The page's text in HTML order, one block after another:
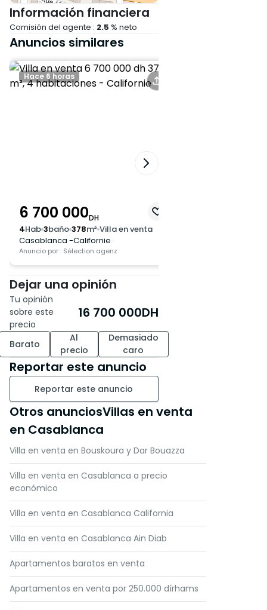
Información financiera
Comisión del agente : 2.5 % neto
Anuncios similares
Hace 6 horas
6 700 000DH
4Hab 3baño 378m² Villa en venta
Casablanca -Californie
Anuncio por : Sélection agenz
Dejar una opinión
Tu opinión
sobre este
precio
16 700 000DH
Barato
Al
precio
Demasiado
caro
Reportar este anuncio
Reportar este anuncio
Otros anunciosVillas en venta
en Casablanca
Villa en venta en Bouskoura y Dar Bouazza
Villa en venta en Casablanca a precio
económico
Villa en venta en Casablanca California
Villa en venta en Casablanca Ain Diab
Apartamentos baratos en venta
Apartamentos en venta por 250.000 dírhams